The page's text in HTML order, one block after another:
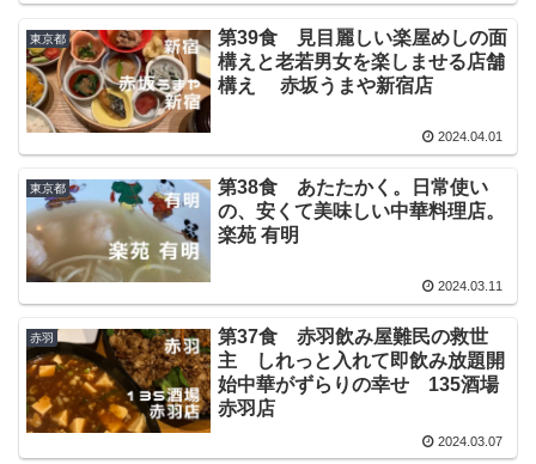
東京都
第39食 見目麗しい楽屋めしの面
構えと老若男女を楽しませる店舗
構え 赤坂うまや新宿店
2024.04.01
東京都
第38食 あたたかく。日常使い
の、安くて美味しい中華料理店。
楽苑 有明
2024.03.11
赤羽
第37食 赤羽飲み屋難民の救世
主 しれっと入れて即飲み放題開
始中華がずらりの幸せ 135酒場
赤羽店
2024.03.07